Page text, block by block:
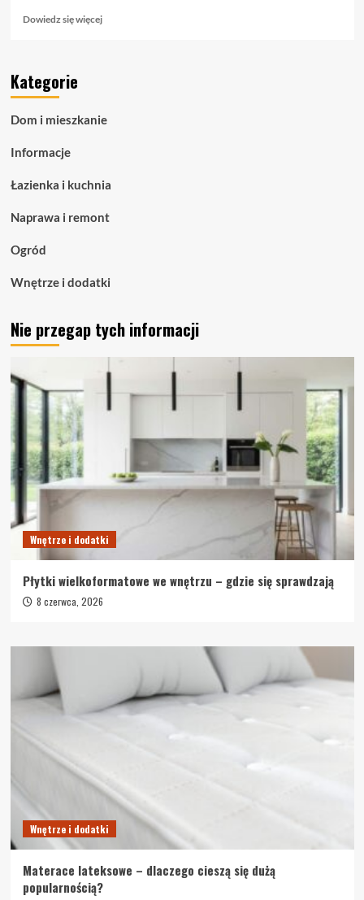
Dowiedz się więcejDowiedz
–
dla
przestrzeni
Kategorie
Dom i mieszkanie
Informacje
Łazienka i kuchnia
Naprawa i remont
Ogród
Wnętrze i dodatki
Nie przegap tych informacji
Wnętrze i dodatki
Płytki wielkoformatowe we wnętrzu – gdzie się sprawdzają
8 czerwca, 2026
Wnętrze i dodatki
Materace lateksowe – dlaczego cieszą się dużą
popularnością?